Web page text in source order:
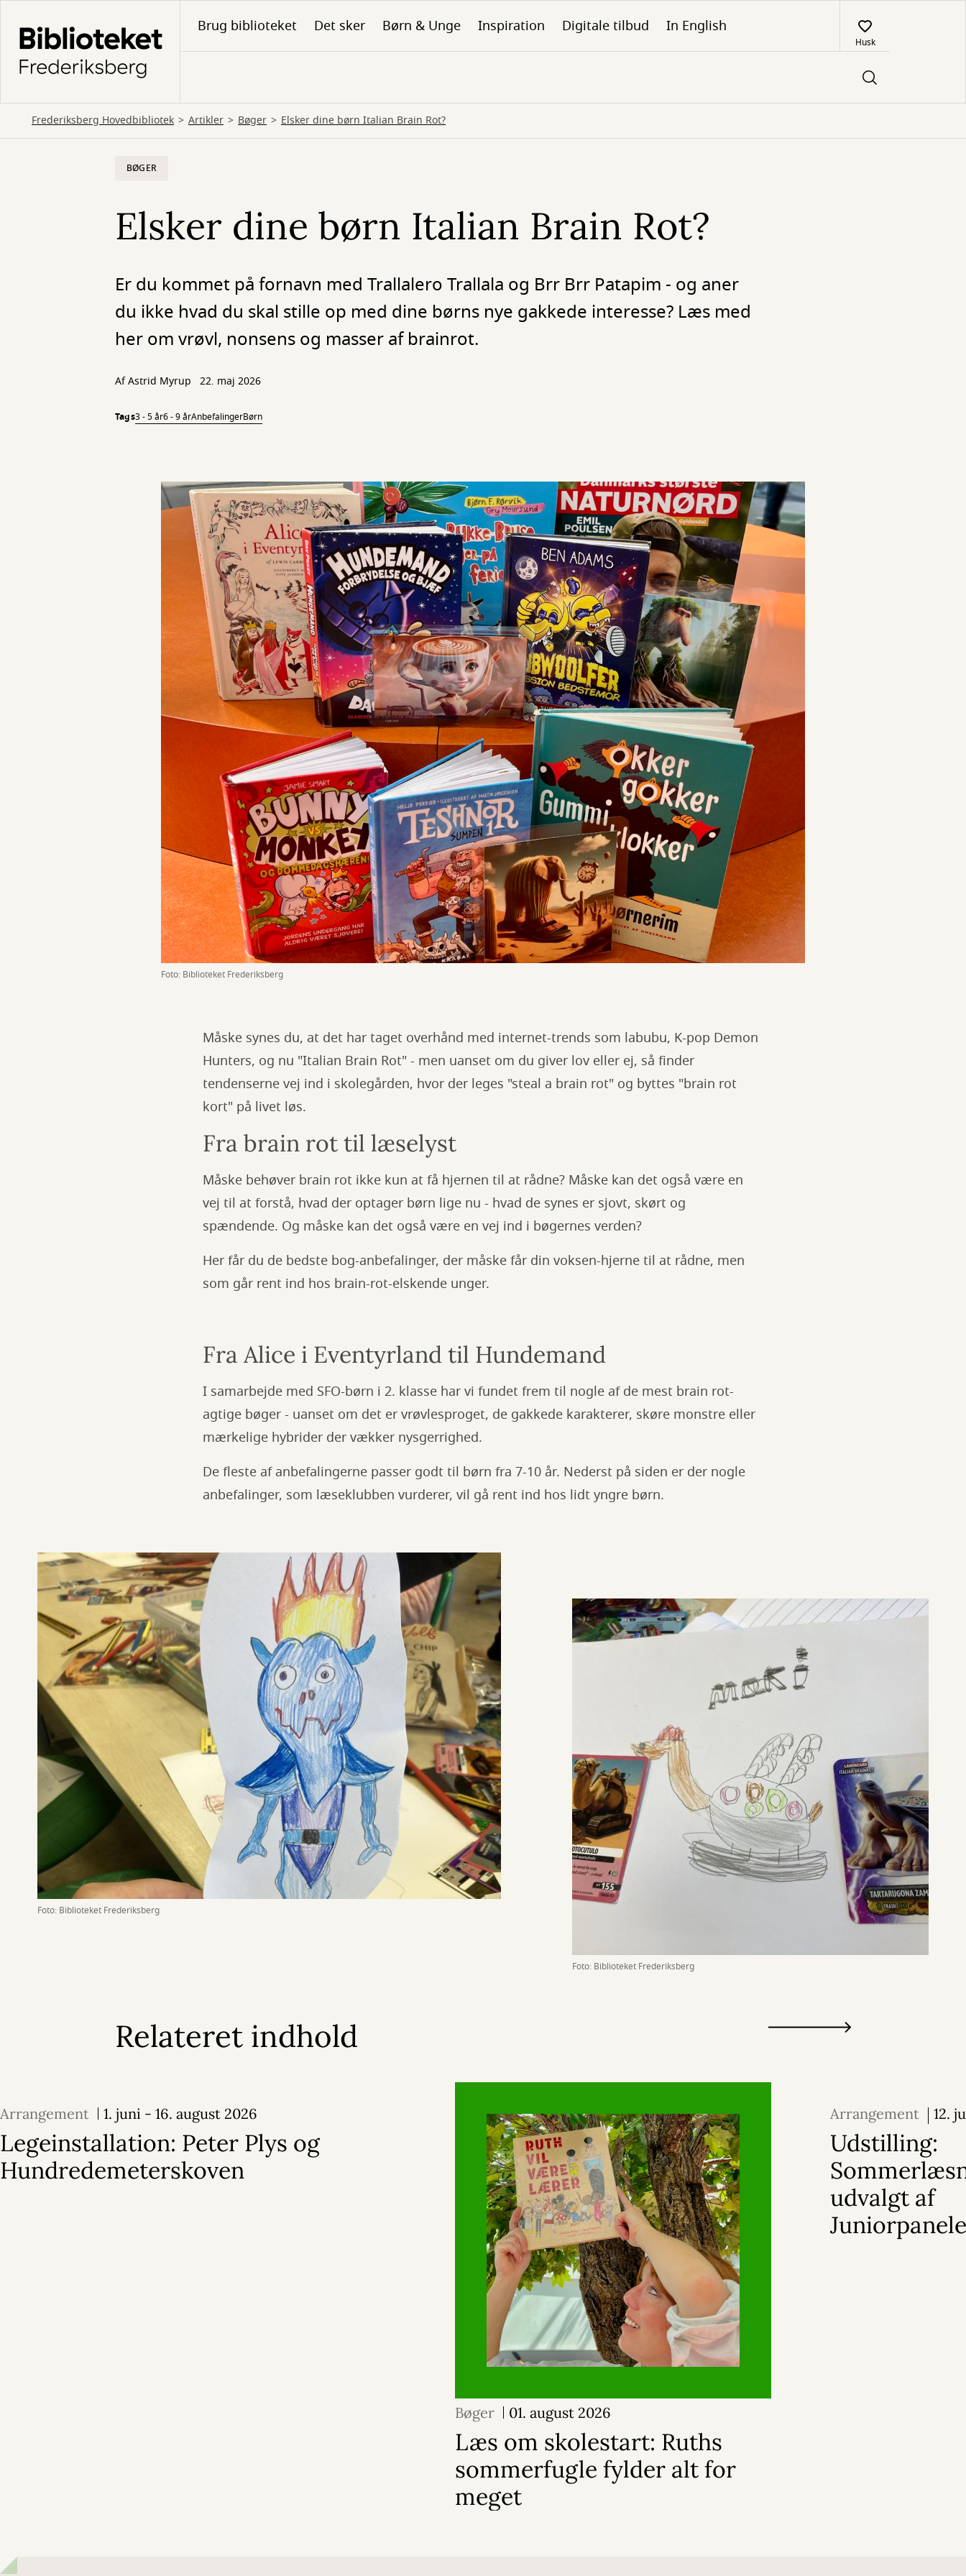
hovedindhold
Brug biblioteket Det sker Børn & Unge Inspiration Digitale tilbud In English
Husk
Frederiksberg Hovedbibliotek Artikler Bøger Elsker dine børn Italian Brain Rot?
BØGER
Elsker dine børn Italian Brain Rot?
Er du kommet på fornavn med Trallalero Trallala og Brr Brr Patapim - og aner
du ikke hvad du skal stille op med dine børns nye gakkede interesse? Læs med
her om vrøvl, nonsens og masser af brainrot.
AfAstrid Myrup 22. maj 2026
Tags3 - 5 år6 - 9 årAnbefalingerBørn
Foto: Biblioteket Frederiksberg
Måske synes du, at det har taget overhånd med internet-trends som labubu, K-pop Demon
Hunters, og nu "Italian Brain Rot" - men uanset om du giver lov eller ej, så finder
tendenserne vej ind i skolegården, hvor der leges "steal a brain rot" og byttes "brain rot
kort" på livet løs.
Fra brain rot til læselyst
Måske behøver brain rot ikke kun at få hjernen til at rådne? Måske kan det også være en
vej til at forstå, hvad der optager børn lige nu - hvad de synes er sjovt, skørt og
spændende. Og måske kan det også være en vej ind i bøgernes verden?
Her får du de bedste bog-anbefalinger, der måske får din voksen-hjerne til at rådne, men
som går rent ind hos brain-rot-elskende unger.
Fra Alice i Eventyrland til Hundemand
I samarbejde med SFO-børn i 2. klasse har vi fundet frem til nogle af de mest brain rot-
agtige bøger - uanset om det er vrøvlesproget, de gakkede karakterer, skøre monstre eller
mærkelige hybrider der vækker nysgerrighed.
De fleste af anbefalingerne passer godt til børn fra 7-10 år. Nederst på siden er der nogle
anbefalinger, som læseklubben vurderer, vil gå rent ind hos lidt yngre børn.
Foto: Biblioteket Frederiksberg
Foto: Biblioteket Frederiksberg
Relateret indhold
Arrangement 1. juni - 16. august 2026
Legeinstallation: Peter Plys og
Hundredemeterskoven
Bøger 01. august 2026
Læs om skolestart: Ruths
sommerfugle fylder alt for
meget
Arrangement
12.
2026
Udstilling:
udvalgt af